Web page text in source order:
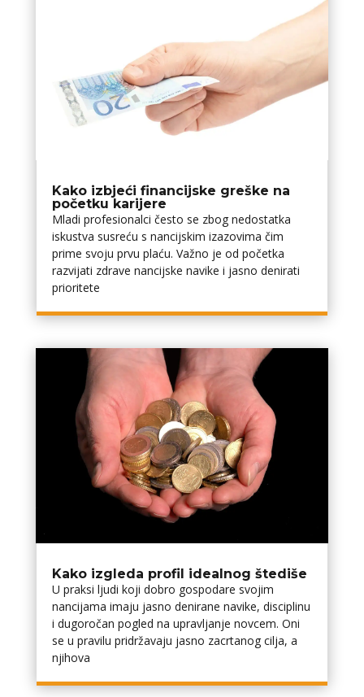
Kako izbjeći financijske greške na
početku karijere
Mladi profesionalci često se zbog nedostatka
iskustva susreću s financijskim izazovima čim
prime svoju prvu plaću. Važno je od početka
razvijati zdrave financijske navike i jasno definirati
prioritete
Kako izgleda profil idealnog štediše
U praksi ljudi koji dobro gospodare svojim
financijama imaju jasno definirane navike, disciplinu
i dugoročan pogled na upravljanje novcem. Oni
se u pravilu pridržavaju jasno zacrtanog cilja, a
njihova